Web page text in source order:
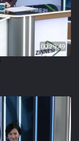
00:29:49